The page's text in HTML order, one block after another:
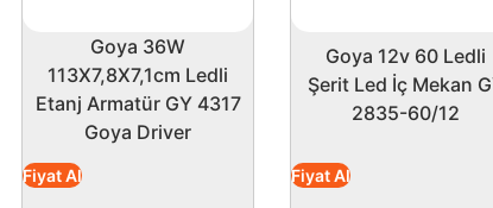
oluşturur. Dış çapı 12 cm ve iç çapı 10.5 cm
kullanıcılar için mükemmel bir tercih. Enerji
ile mekanlarınıza modern bir dokunuş
Goya 36W
113X7,8X7,1cm Ledli
Etanj Armatür GY 4317
Goya Driver
Fiyat Al
Goya 12v 60 Ledli
Şerit Led İç Mekan
2835-60/12
Fiyat Al